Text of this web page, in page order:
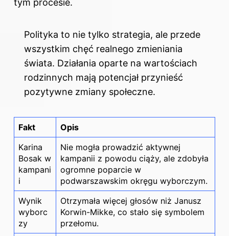
tym procesie.
Polityka to nie tylko strategia, ale przede
wszystkim chęć realnego zmieniania
świata. Działania oparte na wartościach
rodzinnych mają potencjał przynieść
pozytywne zmiany społeczne.
Fakt
Opis
Karina
Bosak w
kampani
i
Nie mogła prowadzić aktywnej
kampanii z powodu ciąży, ale zdobyła
ogromne poparcie w
podwarszawskim okręgu wyborczym.
Wynik
wyborc
zy
Otrzymała więcej głosów niż Janusz
Korwin-Mikke, co stało się symbolem
przełomu.